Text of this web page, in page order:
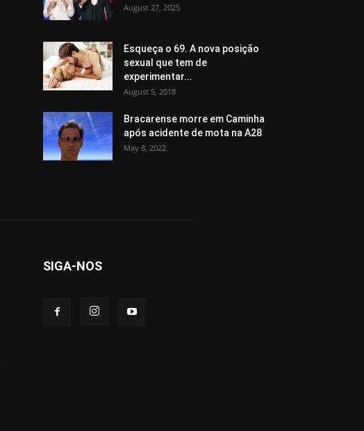
August 27, 2025
Esqueça o 69. A nova posição
sexual que tem de
experimentar...
August 5, 2018
Bracarense morre em Caminha
após acidente de mota na A28
May 8, 2022
SIGA-NOS